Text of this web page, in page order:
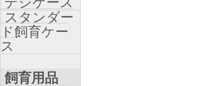
スタンダー
ド飼育ケー
ス
飼育用品